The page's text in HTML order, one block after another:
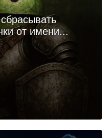
от имени...